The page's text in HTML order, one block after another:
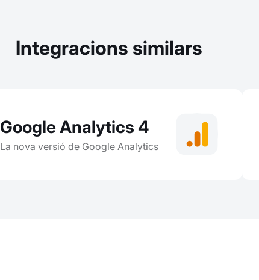
Integracions similars
Google Analytics 4
La nova versió de Google Analytics